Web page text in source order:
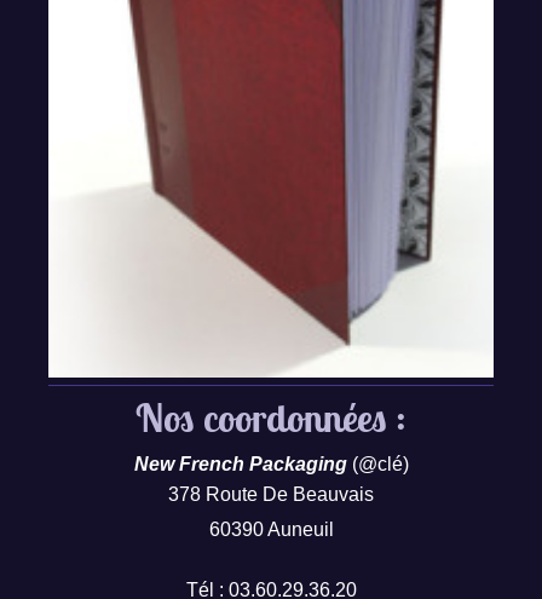
Nos coordonnées :
New French Packaging (@clé)
378 Route De Beauvais
60390 Auneuil
Tél : 03.60.29.36.20